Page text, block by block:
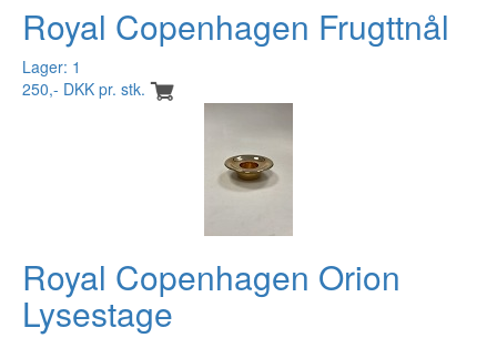
Royal Copenhagen Frugttnål
Lager: 1
250,- DKK pr. stk.
Royal Copenhagen Orion
Lysestage